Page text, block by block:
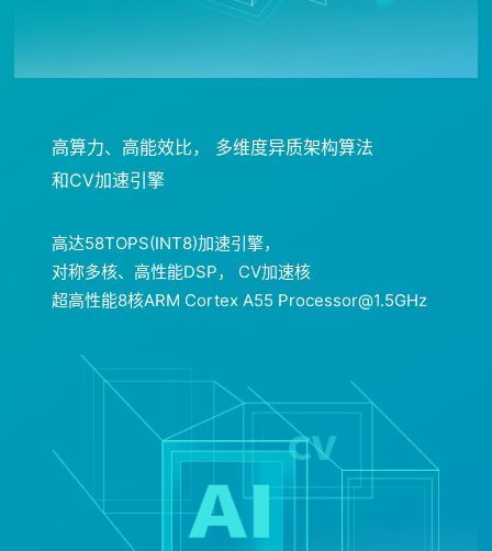
高算力、高能效比， 多维度异质架构算法
和CV加速引擎
高达58TOPS(INT8)加速引擎，
对称多核、高性能DSP， CV加速核
超高性能8核ARM Cortex A55 Processor@1.5GHz